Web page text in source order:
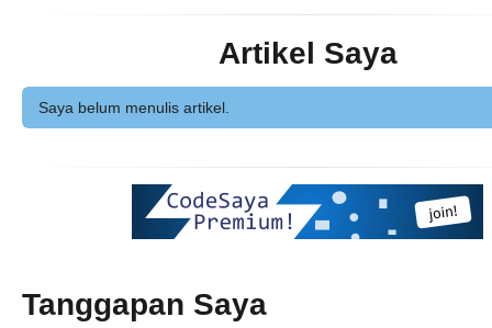
Artikel Saya
Saya belum menulis artikel.
Tanggapan Saya